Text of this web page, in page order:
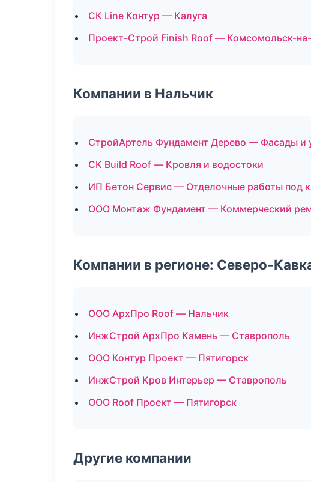
СК Line Контур — Калуга
Проект-Строй Finish Roof — Комсомольск-
Компании в Нальчик
СтройАртель Фундамент Дерево — Фасады и
СК Build Roof — Кровля и водостоки
ИП Бетон Сервис — Отделочные работы под
ООО Монтаж Фундамент — Коммерческий
Компании в регионе: Северо-
ООО АрхПро Roof — Нальчик
ИнжСтрой АрхПро Камень — Ставрополь
ООО Контур Проект — Пятигорск
ИнжСтрой Кров Интерьер — Ставрополь
ООО Roof Проект — Пятигорск
Другие компании